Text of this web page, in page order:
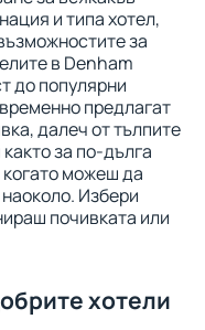
и типа хотел,
за
в Denham
до популярни
предлагат
далеч от тълпите
за по-дълга
когато можеш да
Избери
почивката или
хотели